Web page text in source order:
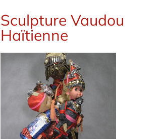
Sculpture Vaudou
Haïtienne